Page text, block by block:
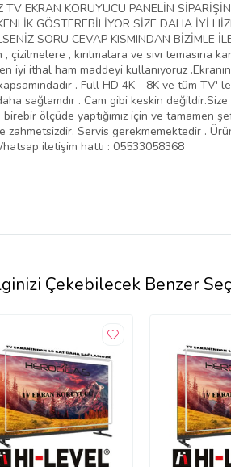
EKRAN KORUYUCU PANELİN
GÖSTEREBİLİYOR SİZE DAHA İYİ
SORU CEVAP KISMINDAN BİZİMLE
, kırılmalara ve sıvı temasına
iyi ithal ham maddeyi kullanıyoruz
. Full HD 4K - 8K ve tüm TV'
sağlamdır . Cam gibi keskin
ölçüde yaptığımız için ve
Servis gerekmemektedir .
iletişim hattı : 05533058368
Çekebilecek Benzer